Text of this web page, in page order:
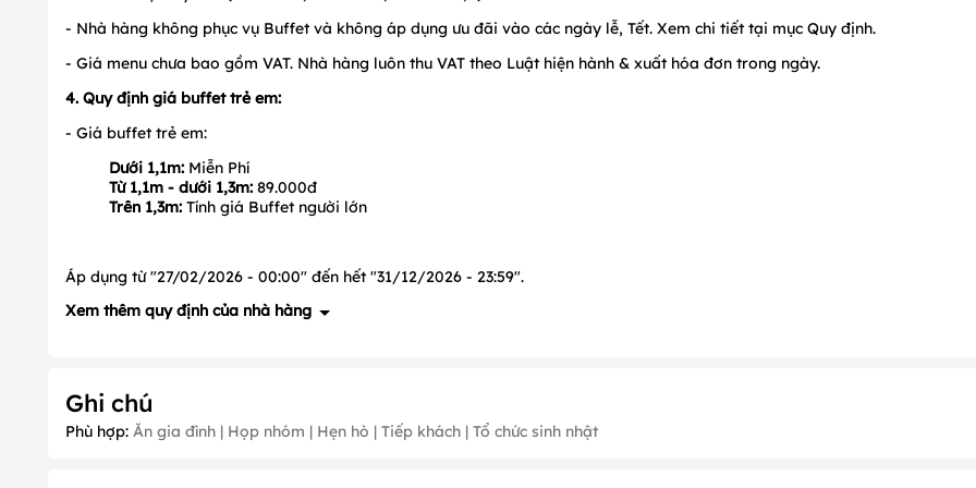
- Nhà hàng không phục vụ Buffet và không áp dụng ưu đãi vào các ngày lễ, Tết. Xem chi tiết tại mục Quy định.
- Giá menu chưa bao gồm VAT. Nhà hàng luôn thu VAT theo Luật hiện hành & xuất hóa đơn trong ngày.
4. Quy định giá buffet trẻ em:
- Giá buffet trẻ em:
Dưới 1,1m: Miễn Phí
Từ 1,1m - dưới 1,3m: 89.000đ
Trên 1,3m: Tính giá Buffet người lớn
Áp dụng từ "27/02/2026 - 00:00" đến hết "31/12/2026 - 23:59".
Xem thêm quy định của nhà hàng
- Đoàn từ10 người lớn
2. Quy định về ưu đãi: Có, cụ thể như sau:
Ghi chú
Phù hợp: Ăn gia đình | Họp nhóm | Hẹn hò | Tiếp khách | Tổ chức sinh nhật